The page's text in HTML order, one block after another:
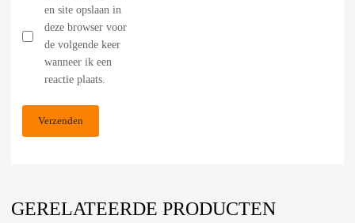
en site opslaan in
deze browser voor
de volgende keer
wanneer ik een
reactie plaats.
GERELATEERDE PRODUCTEN